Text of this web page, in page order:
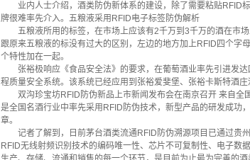
业内人士介绍，酒类防伪新体系的建设，除了需要粘贴RFID
牌很难率先介入。五粮液采用RFID电子标签防伪解析
五粮液所用的标签，在市场上应该有2千万到3千万的酒在市场
跟原来五粮液的标没有过大的区别，左边的地方加上RFID四个字
个特性加在一起。
张裕极响应《食品安全法》的要求，在葡萄酒业率先引进发达
程质量安全系统。该系统已经应用到张裕爱斐堡、张裕卡斯特酒
双沟珍宝坊RFID防伪新品上市新闻发布会在南京召开 来自全
是全国名酒行业中率先采用RFID防伪技术，新型产品的研发成功
章。
记者了解到，日前茅台酒类流通RFID防伪溯源项目已通过贵
RFID无线射频识别技术的编码唯一性、芯片不可复制性、电子数